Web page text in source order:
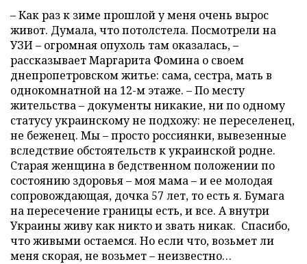
– Как раз к зиме прошлой у меня очень вырос
живот. Думала, что потолстела. Посмотрели на
УЗИ – огромная опухоль там оказалась, –
рассказывает Маргарита Фомина о своем
днепропетровском житье: сама, сестра, мать в
однокомнатной на 12-м этаже. – По месту
жительства – документы никакие, ни по одному
статусу украинскому не подхожу: не переселенец,
не беженец. Мы – просто россиянки, вывезенные
вследствие обстоятельств к украинской родне.
Старая женщина в бедственном положении по
состоянию здоровья – моя мама – и ее молодая
сопровождающая, дочка 57 лет, то есть я. Бумага
на пересечение границы есть, и все. А внутри
Украины живу как никто и звать никак. Спасибо,
что живыми остаемся. Но если что, возьмет ли
меня скорая, не возьмет – неизвестно…